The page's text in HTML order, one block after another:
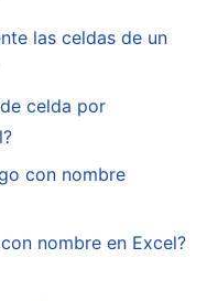
las celdas de un
celda por
con nombre
nombre en Excel?